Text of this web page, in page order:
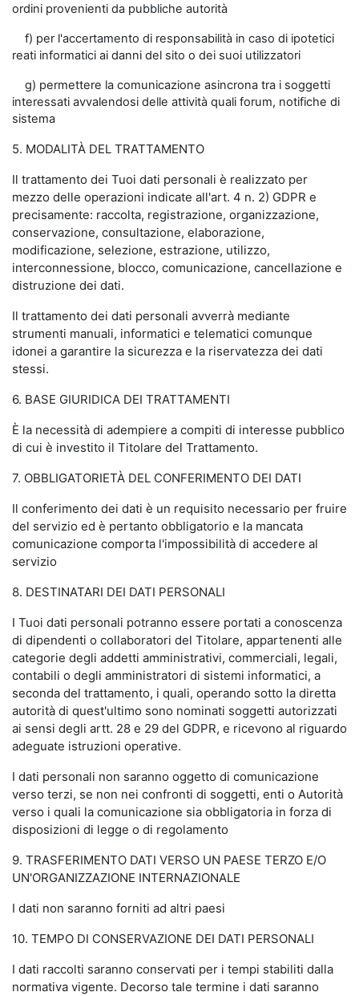
ordini provenienti da pubbliche autorità
f) per l'accertamento di responsabilità in caso di ipotetici
reati informatici ai danni del sito o dei suoi utilizzatori
g) permettere la comunicazione asincrona tra i soggetti
interessati avvalendosi delle attività quali forum, notifiche di
sistema
5. MODALITÀ DEL TRATTAMENTO
Il trattamento dei Tuoi dati personali è realizzato per
mezzo delle operazioni indicate all'art. 4 n. 2) GDPR e
precisamente: raccolta, registrazione, organizzazione,
conservazione, consultazione, elaborazione,
modificazione, selezione, estrazione, utilizzo,
interconnessione, blocco, comunicazione, cancellazione e
distruzione dei dati.
Il trattamento dei dati personali avverrà mediante
strumenti manuali, informatici e telematici comunque
idonei a garantire la sicurezza e la riservatezza dei dati
stessi.
6. BASE GIURIDICA DEI TRATTAMENTI
È la necessità di adempiere a compiti di interesse pubblico
di cui è investito il Titolare del Trattamento.
7. OBBLIGATORIETÀ DEL CONFERIMENTO DEI DATI
Il conferimento dei dati è un requisito necessario per fruire
del servizio ed è pertanto obbligatorio e la mancata
comunicazione comporta l'impossibilità di accedere al
servizio
8. DESTINATARI DEI DATI PERSONALI
I Tuoi dati personali potranno essere portati a conoscenza
di dipendenti o collaboratori del Titolare, appartenenti alle
categorie degli addetti amministrativi, commerciali, legali,
contabili o degli amministratori di sistemi informatici, a
seconda del trattamento, i quali, operando sotto la diretta
autorità di quest'ultimo sono nominati soggetti autorizzati
ai sensi degli artt. 28 e 29 del GDPR, e ricevono al riguardo
adeguate istruzioni operative.
I dati personali non saranno oggetto di comunicazione
verso terzi, se non nei confronti di soggetti, enti o Autorità
verso i quali la comunicazione sia obbligatoria in forza di
disposizioni di legge o di regolamento
9. TRASFERIMENTO DATI VERSO UN PAESE TERZO E/O
UN'ORGANIZZAZIONE INTERNAZIONALE
I dati non saranno forniti ad altri paesi
10. TEMPO DI CONSERVAZIONE DEI DATI PERSONALI
I dati raccolti saranno conservati per i tempi stabiliti dalla
normativa vigente. Decorso tale termine i dati saranno